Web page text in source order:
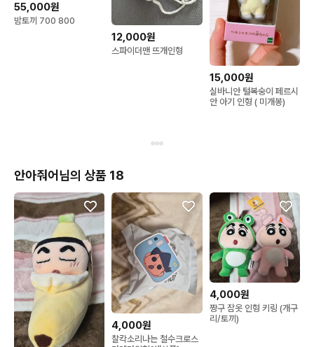
55,000원
밤토끼 700 800
12,000원
스파이더맨 뜨개인형
15,000원
실바니안 털복숭이 페르시
안 아기 인형 ( 미개봉)
안아줘어님의 상품 18
4,000원
찰칵소리나는 철수크로스
4,000원
짱구 잠옷 인형 키링 (개구
리/토끼)